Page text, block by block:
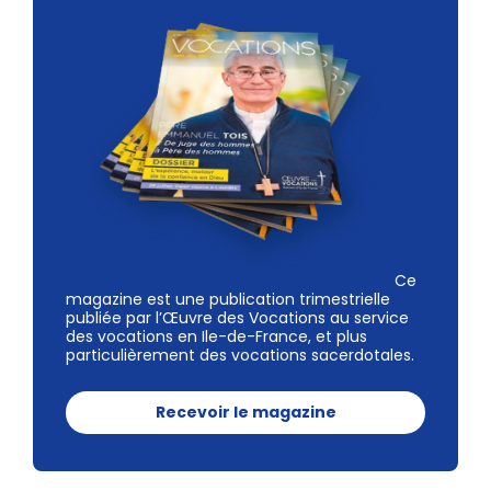
Ce
magazine est une publication trimestrielle
publiée par l’Œuvre des Vocations au service
des vocations en Ile-de-France, et plus
particulièrement des vocations sacerdotales.
Recevoir le magazine